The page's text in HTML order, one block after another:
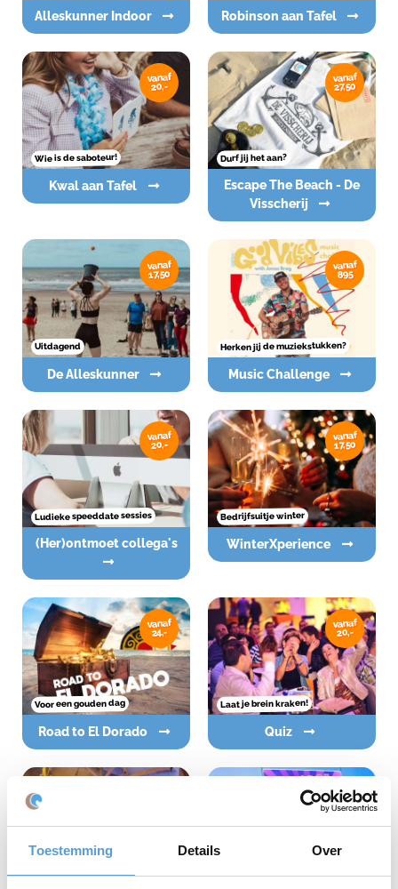
Toestemming Details Over
Alleskunner Indoor Robinson aan Tafel
vanaf
20,-
Wie is de saboteur!
Kwal aan Tafel
vanaf
27,50
Durf jij het aan?
Escape The Beach - De
Visscherij
vanaf
17,50
Uitdagend
De Alleskunner
vanaf
895
Herken jij de muziekstukken?
Music Challenge
vanaf
20,-
Ludieke speeddate sessies
(her)ontmoet collega's
vanaf
17,50
Bedrijfsuitje winter
WinterXperience
vanaf
24,-
Voor een gouden dag
Road to El Dorado
vanaf
20,-
Laat je brein kraken!
Quiz
Op groot scherm!
vanaf
13,50
digitale versie